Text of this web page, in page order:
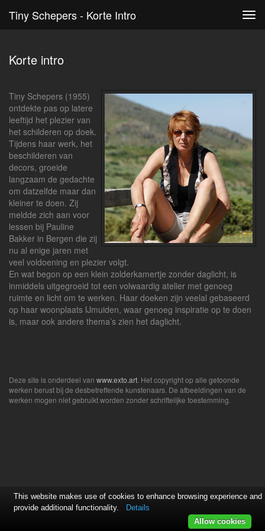
Tiny Schepers - Korte Intro
Korte intro
Tiny Schepers (1955)
ontdekte pas op latere
leeftijd het plezier van
het schilderen op doek.
Tijdens haar werk, het
beschilderen van
decors, groeide
langzaam de gedachte
om datzelfde maar dan
kleiner te doen. Zij
meldde zich aan voor
lessen bij Pauline
Bakker in Bergen die zij
nu al enige jaren met
veel voldoening en plezier volgt.
En wat begon op een klein zolderkamertje zonder daglicht, is
inmiddels uitgegroeid tot een volwaardig atelier met genoeg
ruimte en licht om te werken. Haar doeken zijn veelal gebaseerd
op haar woonplaats IJmuiden, waar genoeg inspiratie op te doen
is, maar ook andere thema’s zien het daglicht.
Deze site is onderdeel van www.exto.art . Het copyright op alle getoonde
werken berust bij de desbetreffende kunstenaars. De afbeeldingen van de
werken mogen niet gebruikt worden zonder schriftelijke toestemming.
This website makes use of cookies to enhance browsing experience and
provide additional functionality.
Details
Allow cookies